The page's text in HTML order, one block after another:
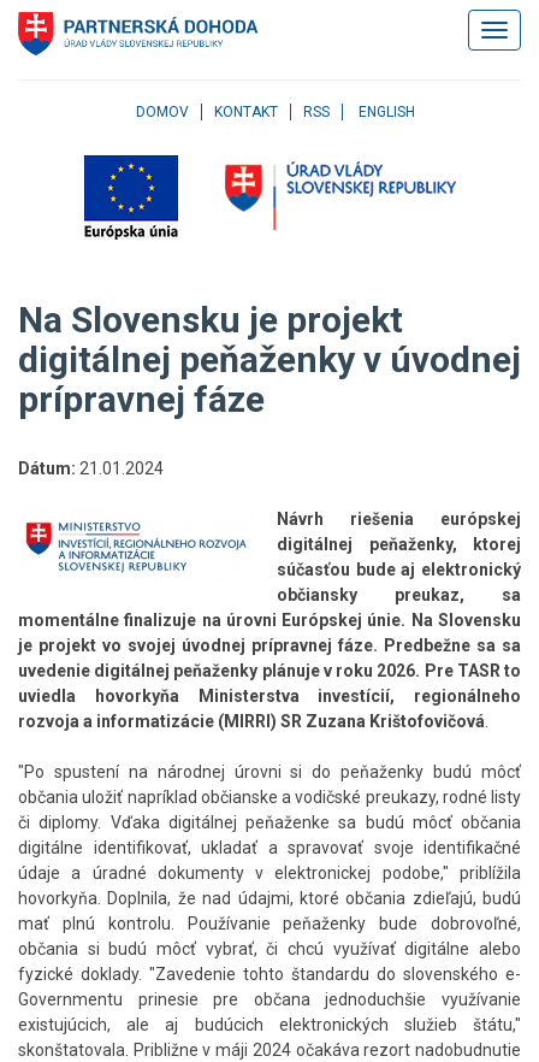
Klávesové
skratky
Skočiť
menu
na
užívateľské
menu
na
DOMOV KONTAKT RSS ENGLISH
Na Slovensku je projekt
digitálnej peňaženky v úvodnej
prípravnej fáze
Dátum: 21.01.2024
Návrh riešenia európskej
digitálnej peňaženky, ktorej
súčasťou bude aj elektronický
občiansky preukaz, sa
momentálne finalizuje na úrovni Európskej únie. Na Slovensku
je projekt vo svojej úvodnej prípravnej fáze. Predbežne sa sa
uvedenie digitálnej peňaženky plánuje v roku 2026. Pre TASR to
uviedla hovorkyňa Ministerstva investícií, regionálneho
rozvoja a informatizácie (MIRRI) SR Zuzana Krištofovičová.
"Po spustení na národnej úrovni si do peňaženky budú môcť
občania uložiť napríklad občianske a vodičské preukazy, rodné listy
či diplomy. Vďaka digitálnej peňaženke sa budú môcť občania
digitálne identifikovať, ukladať a spravovať svoje identifikačné
údaje a úradné dokumenty v elektronickej podobe," priblížila
hovorkyňa. Doplnila, že nad údajmi, ktoré občania zdieľajú, budú
mať plnú kontrolu. Používanie peňaženky bude dobrovoľné,
občania si budú môcť vybrať, či chcú využívať digitálne alebo
fyzické doklady. "Zavedenie tohto štandardu do slovenského e-
Governmentu prinesie pre občana jednoduchšie využívanie
existujúcich, ale aj budúcich elektronických služieb štátu,"
skonštatovala. Približne v máji 2024 očakáva rezort nadobudnutie